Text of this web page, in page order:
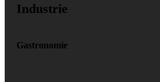
Industrie
Gastronomie